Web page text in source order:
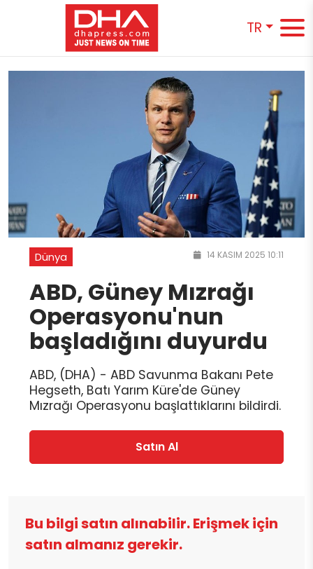
TR
Dünya 14 KASIM 2025 10:11
ABD, Güney Mızrağı
Operasyonu'nun
başladığını duyurdu
ABD, (DHA) - ABD Savunma Bakanı Pete
Hegseth, Batı Yarım Küre'de Güney
Mızrağı Operasyonu başlattıklarını bildirdi.
Satın Al
Bu bilgi satın alınabilir. Erişmek için
satın almanız gerekir.